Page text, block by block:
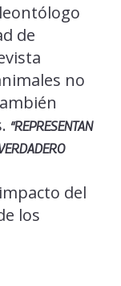
de
no
“REPRESENTAN
del
los